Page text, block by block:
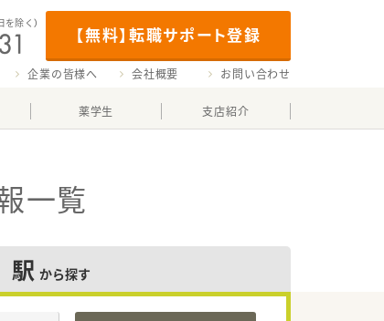
【無料】転職サポート登録
を除く）
企業の皆様へ 会社概要 お問い合わせ
薬学生 支店紹介
一覧
駅 から探す